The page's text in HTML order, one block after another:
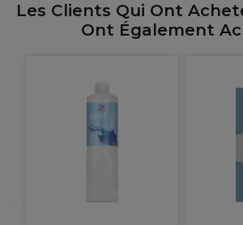
Les Clients Qui Ont
Ont Également